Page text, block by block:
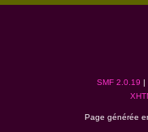
SMF 2.0.19 |
Page générée